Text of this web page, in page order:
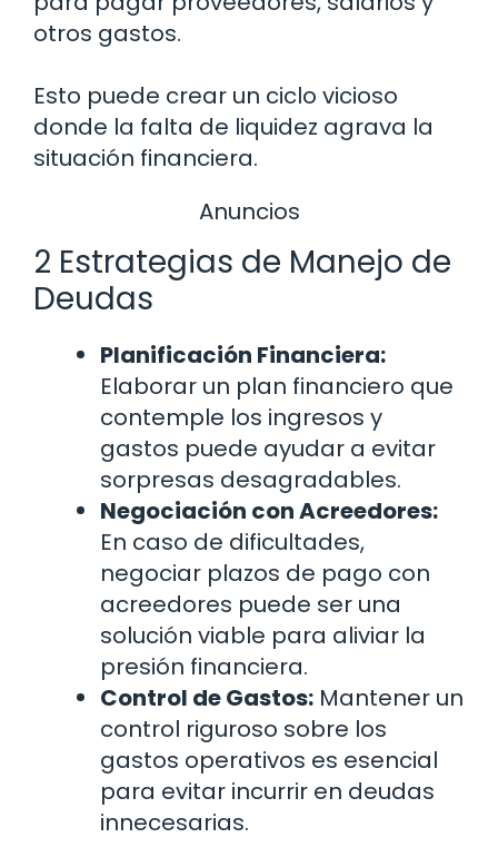
otros gastos.
Esto puede crear un ciclo vicioso
donde la falta de liquidez agrava la
situación financiera.
Anuncios
2 Estrategias de Manejo de
Deudas
Planificación Financiera:
Elaborar un plan financiero que
contemple los ingresos y
gastos puede ayudar a evitar
sorpresas desagradables.
Negociación con Acreedores:
En caso de dificultades,
negociar plazos de pago con
acreedores puede ser una
solución viable para aliviar la
presión financiera.
Control de Gastos: Mantener un
control riguroso sobre los
gastos operativos es esencial
para evitar incurrir en deudas
innecesarias.